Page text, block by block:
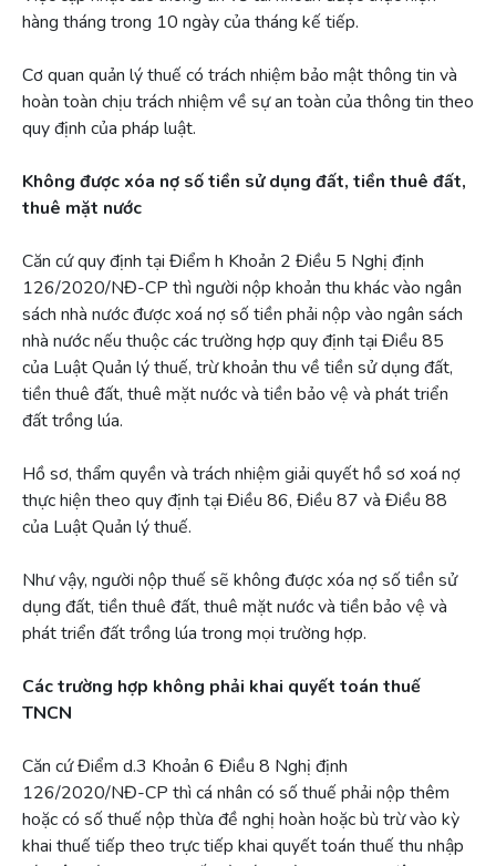
hàng tháng trong 10 ngày của tháng kế tiếp.
Cơ quan quản lý thuế có trách nhiệm bảo mật thông tin và
hoàn toàn chịu trách nhiệm về sự an toàn của thông tin theo
quy định của pháp luật.
Không được xóa nợ số tiền sử dụng đất, tiền thuê đất,
thuê mặt nước
Căn cứ quy định tại Điểm h Khoản 2 Điều 5 Nghị định
126/2020/NĐ-CP thì người nộp khoản thu khác vào ngân
sách nhà nước được xoá nợ số tiền phải nộp vào ngân sách
nhà nước nếu thuộc các trường hợp quy định tại Điều 85
của Luật Quản lý thuế, trừ khoản thu về tiền sử dụng đất,
tiền thuê đất, thuê mặt nước và tiền bảo vệ và phát triển
đất trồng lúa.
Hồ sơ, thẩm quyền và trách nhiệm giải quyết hồ sơ xoá nợ
thực hiện theo quy định tại Điều 86, Điều 87 và Điều 88
của Luật Quản lý thuế.
Như vậy, người nộp thuế sẽ không được xóa nợ số tiền sử
dụng đất, tiền thuê đất, thuê mặt nước và tiền bảo vệ và
phát triển đất trồng lúa trong mọi trường hợp.
Các trường hợp không phải khai quyết toán thuế
TNCN
Căn cứ Điểm d.3 Khoản 6 Điều 8 Nghị định
126/2020/NĐ-CP thì cá nhân có số thuế phải nộp thêm
hoặc có số thuế nộp thừa đề nghị hoàn hoặc bù trừ vào kỳ
khai thuế tiếp theo trực tiếp khai quyết toán thuế thu nhập